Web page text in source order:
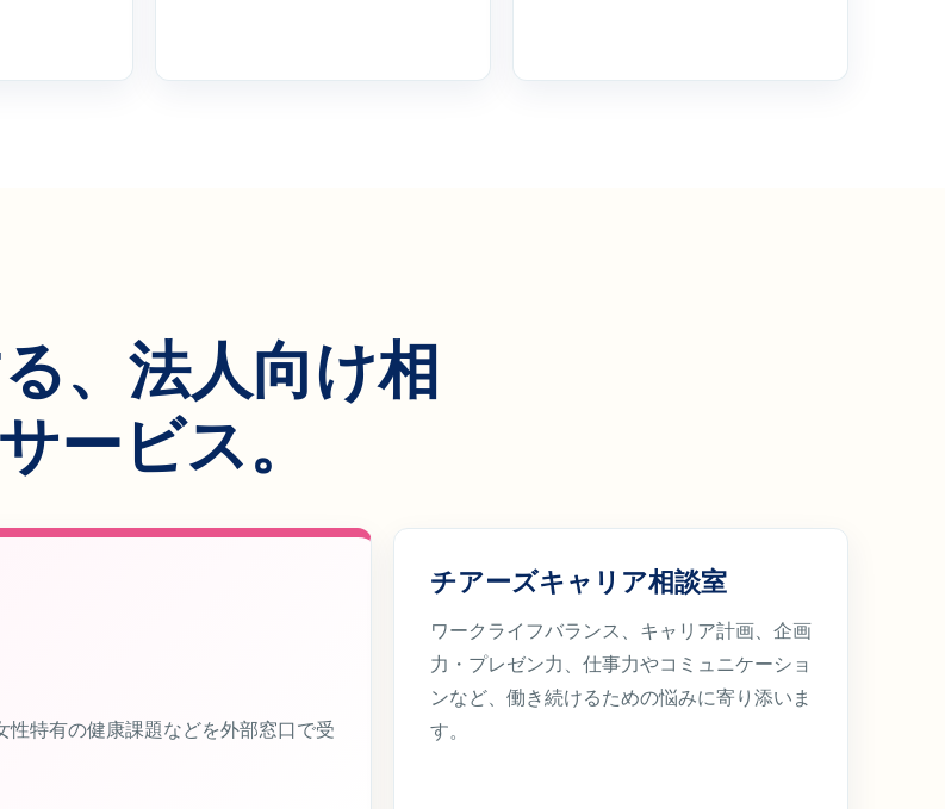
、法人向け相
ービス。
特有の健康課題などを外部窓口で受
チアーズキャリア相談室
ワークライフバランス、キャリア計画、企画
力・プレゼン力、仕事力やコミュニケーショ
ンなど、働き続けるための悩みに寄り添いま
す。